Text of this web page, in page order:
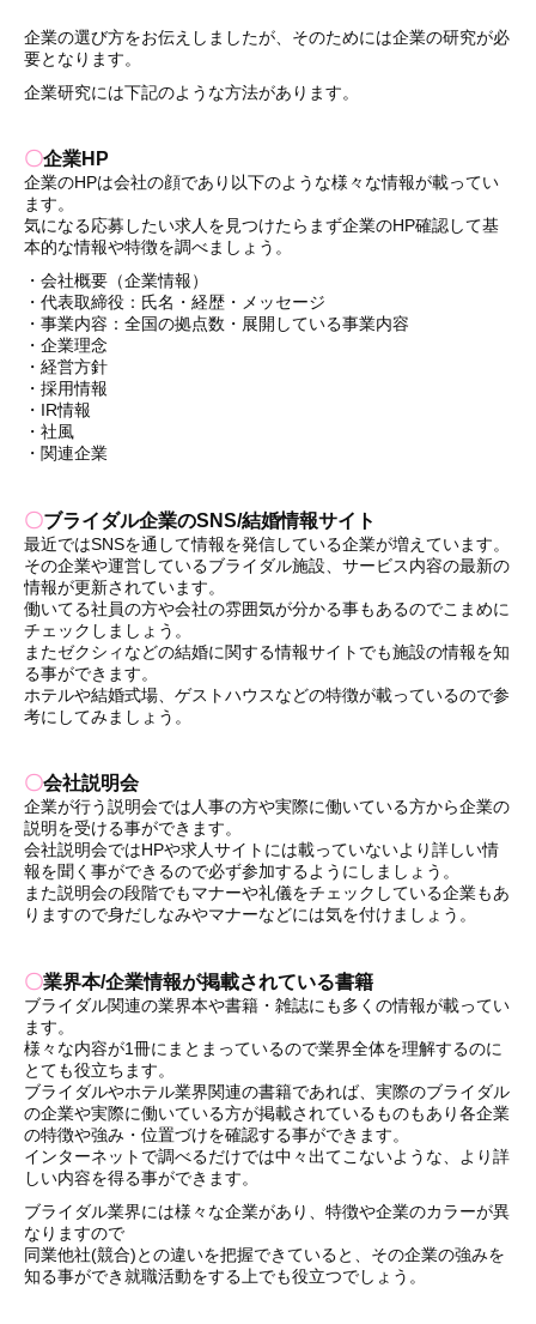
企業の選び方をお伝えしましたが、そのためには企業の研究が必
要となります。
企業研究には下記のような方法があります。
〇企業HP
企業のHPは会社の顔であり以下のような様々な情報が載ってい
ます。
気になる応募したい求人を見つけたらまず企業のHP確認して基
本的な情報や特徴を調べましょう。
・会社概要（企業情報）
・代表取締役：氏名・経歴・メッセージ
・事業内容：全国の拠点数・展開している事業内容
・企業理念
・経営方針
・採用情報
・IR情報
・社風
・関連企業
〇ブライダル企業のSNS/結婚情報サイト
最近ではSNSを通して情報を発信している企業が増えています。
その企業や運営しているブライダル施設、サービス内容の最新の
情報が更新されています。
働いてる社員の方や会社の雰囲気が分かる事もあるのでこまめに
チェックしましょう。
またゼクシィなどの結婚に関する情報サイトでも施設の情報を知
る事ができます。
ホテルや結婚式場、ゲストハウスなどの特徴が載っているので参
考にしてみましょう。
〇会社説明会
企業が行う説明会では人事の方や実際に働いている方から企業の
説明を受ける事ができます。
会社説明会ではHPや求人サイトには載っていないより詳しい情
報を聞く事ができるので必ず参加するようにしましょう。
また説明会の段階でもマナーや礼儀をチェックしている企業もあ
りますので身だしなみやマナーなどには気を付けましょう。
〇業界本/企業情報が掲載されている書籍
ブライダル関連の業界本や書籍・雑誌にも多くの情報が載ってい
ます。
様々な内容が1冊にまとまっているので業界全体を理解するのに
とても役立ちます。
ブライダルやホテル業界関連の書籍であれば、実際のブライダル
の企業や実際に働いている方が掲載されているものもあり各企業
の特徴や強み・位置づけを確認する事ができます。
インターネットで調べるだけでは中々出てこないような、より詳
しい内容を得る事ができます。
ブライダル業界には様々な企業があり、特徴や企業のカラーが異
なりますので
同業他社(競合)との違いを把握できていると、その企業の強みを
知る事ができ就職活動をする上でも役立つでしょう。